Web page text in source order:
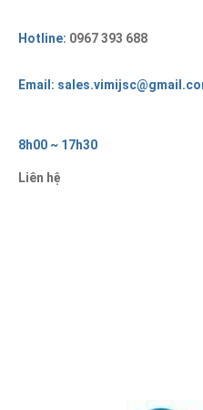
Hotline: 0967 393 688
Email:
8h00 ~ 17h30
Liên hệ